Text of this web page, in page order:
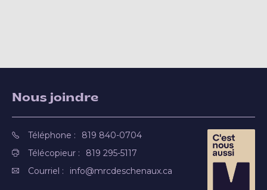
Nous joindre
Téléphone :
819 840-0704
Télécopieur :
819 295-5117
Courriel :
info@mrcdeschenaux.ca